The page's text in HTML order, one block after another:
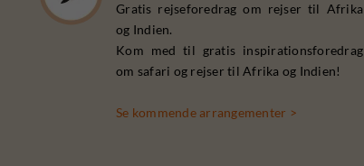
Gratis rejseforedrag om rejser til Afrika
og Indien.
Kom med til gratis inspirationsforedrag
om safari og rejser til Afrika og Indien!
Se kommende arrangementer >